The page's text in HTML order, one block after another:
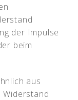
der Impulse
beim
aus
Widerstand